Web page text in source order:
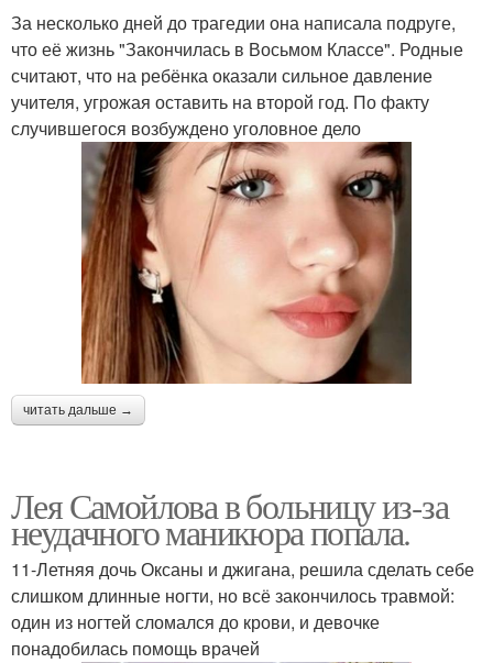
За несколько дней до трагедии она написала подруге,
что её жизнь "Закончилась в Восьмом Классе". Родные
считают, что на ребёнка оказали сильное давление
учителя, угрожая оставить на второй год. По факту
случившегося возбуждено уголовное дело
читать дальше →
Лея Самойлова в больницу из-за
неудачного маникюра попала.
11-Летняя дочь Оксаны и джигана, решила сделать себе
слишком длинные ногти, но всё закончилось травмой:
один из ногтей сломался до крови, и девочке
понадобилась помощь врачей